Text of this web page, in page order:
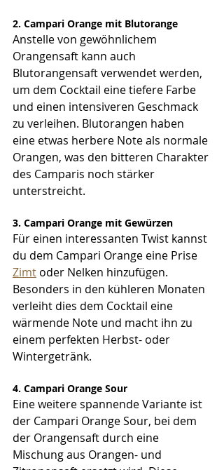
2. Campari Orange mit Blutorange
Anstelle von gewöhnlichem
Orangensaft kann auch
Blutorangensaft verwendet werden,
um dem Cocktail eine tiefere Farbe
und einen intensiveren Geschmack
zu verleihen. Blutorangen haben
eine etwas herbere Note als normale
Orangen, was den bitteren Charakter
des Camparis noch stärker
unterstreicht.
3. Campari Orange mit Gewürzen
Für einen interessanten Twist kannst
du dem Campari Orange eine Prise
Zimt oder Nelken hinzufügen.
Besonders in den kühleren Monaten
verleiht dies dem Cocktail eine
wärmende Note und macht ihn zu
einem perfekten Herbst- oder
Wintergetränk.
4. Campari Orange Sour
Eine weitere spannende Variante ist
der Campari Orange Sour, bei dem
der Orangensaft durch eine
Mischung aus Orangen- und